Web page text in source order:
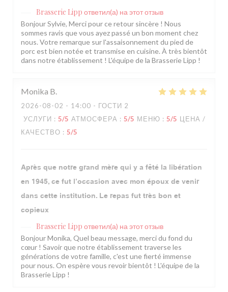
Brasserie Lipp ответил(а) на этот отзыв
Bonjour Sylvie, Merci pour ce retour sincère ! Nous
sommes ravis que vous ayez passé un bon moment chez
nous. Votre remarque sur l'assaisonnement du pied de
porc est bien notée et transmise en cuisine. À très bientôt
dans notre établissement ! L'équipe de la Brasserie Lipp !
Monika B
2026-08-02 - 14:00 - ГОСТИ 2
УСЛУГИ : 5/5 АТМОСФЕРА : 5/5 МЕНЮ : 5/5 ЦЕНА /
КАЧЕСТВО : 5/5
Après que notre grand mère qui y a fêté la libération
en 1945, ce fut l’occasion avec mon époux de venir
dans cette institution. Le repas fut très bon et
copieux
Brasserie Lipp ответил(а) на этот отзыв
Bonjour Monika, Quel beau message, merci du fond du
cœur ! Savoir que notre établissement traverse les
générations de votre famille, c'est une fierté immense
pour nous. On espère vous revoir bientôt ! L'équipe de la
Brasserie Lipp !